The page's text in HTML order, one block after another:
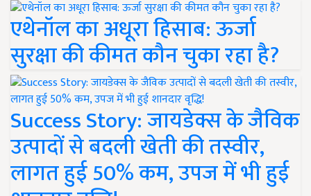
एथेनॉल का अधूरा हिसाब: ऊर्जा
सुरक्षा की कीमत कौन चुका रहा है?
Success Story: जायडेक्स के जैविक
उत्पादों से बदली खेती की तस्वीर,
लागत हुई 50% कम, उपज में भी हुई